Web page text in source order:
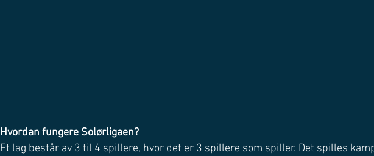
Hvordan fungere Solørligaen?
Et lag består av 3 til 4 spillere, hvor det er 3 spillere som spiller. Det spilles